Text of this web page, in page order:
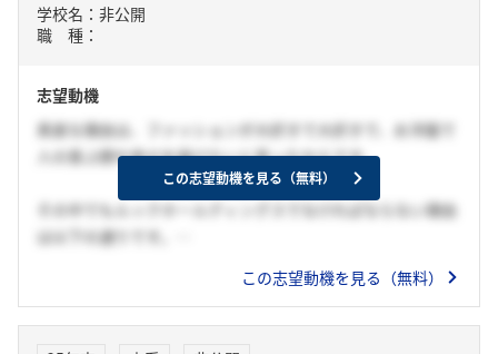
学校名：非公開
職 種：
志望動機
素直な理由は、ファッションが大好きで大好きで、お洋服で
人の喜ぶ顔や幸せを届けたいと思ったからです。
その中でもルックホールディングスでなければならない理由
は以下の通りです。
1.日本のマーケットのニーズを熟知して、結果を残している
この志望動機を見る（無料）
この志望動機を見る（無料）